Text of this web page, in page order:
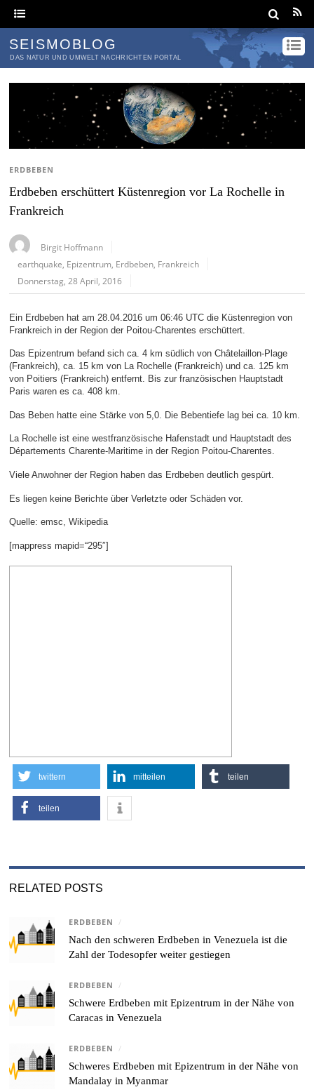
SEISMOBLOG
DAS NATUR UND UMWELT NACHRICHTEN PORTAL
ERDBEBEN
Erdbeben erschüttert Küstenregion vor La Rochelle in
Frankreich
Birgit Hoffmann
earthquake Epizentrum Erdbeben Frankreich
Donnerstag, 28 April, 2016
Ein Erdbeben hat am 28.04.2016 um 06:46 UTC die Küstenregion von
Frankreich in der Region der Poitou-Charentes erschüttert.
Das Epizentrum befand sich ca. 4 km südlich von Châtelaillon-Plage
(Frankreich), ca. 15 km von La Rochelle (Frankreich) und ca. 125 km
von Poitiers (Frankreich) entfernt. Bis zur französischen Hauptstadt
Paris waren es ca. 408 km.
Das Beben hatte eine Stärke von 5,0. Die Bebentiefe lag bei ca. 10 km.
La Rochelle ist eine westfranzösische Hafenstadt und Hauptstadt des
Départements Charente-Maritime in der Region Poitou-Charentes.
Viele Anwohner der Region haben das Erdbeben deutlich gespürt.
Es liegen keine Berichte über Verletzte oder Schäden vor.
Quelle: emsc, Wikipedia
[mappress mapid=“295″]
twittern mitteilen teilen
teilen
RELATED POSTS
ERDBEBEN /
Nach den schweren Erdbeben in Venezuela ist die
Zahl der Todesopfer weiter gestiegen
ERDBEBEN /
Schwere Erdbeben mit Epizentrum in der Nähe von
Caracas in Venezuela
ERDBEBEN /
Schweres Erdbeben mit Epizentrum in der Nähe von
Mandalay in Myanmar